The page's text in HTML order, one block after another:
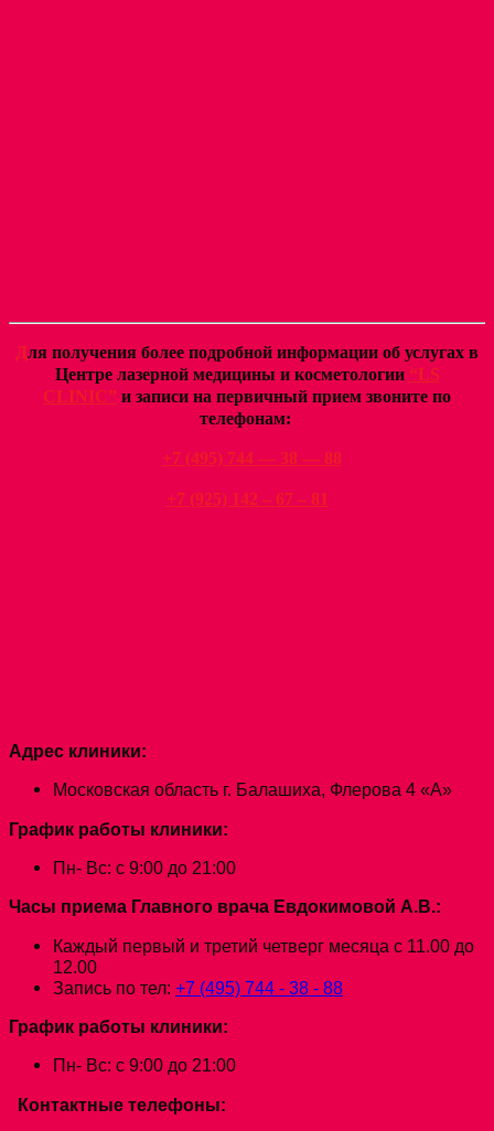
Для получения более подробной информации об услугах в
Центре лазерной медицины и косметологии “LS
CLINIC” и записи на первичный прием звоните по
телефонам:
+7 (495) 744— 38 — 88
+7 (925) 142 – 67 – 81
Адрес клиники:
Московская область г. Балашиха, Флерова 4 «А»
График работы клиники:
Пн- Вс: с 9:00 до 21:00
Часы приема Главного врача Евдокимовой А.В.:
Каждый первый и третий четверг месяца с 11.00 до
12.00
Запись по тел: +7 (495) 744 - 38 - 88
График работы клиники:
Пн- Вс: с 9:00 до 21:00
Контактные телефоны: